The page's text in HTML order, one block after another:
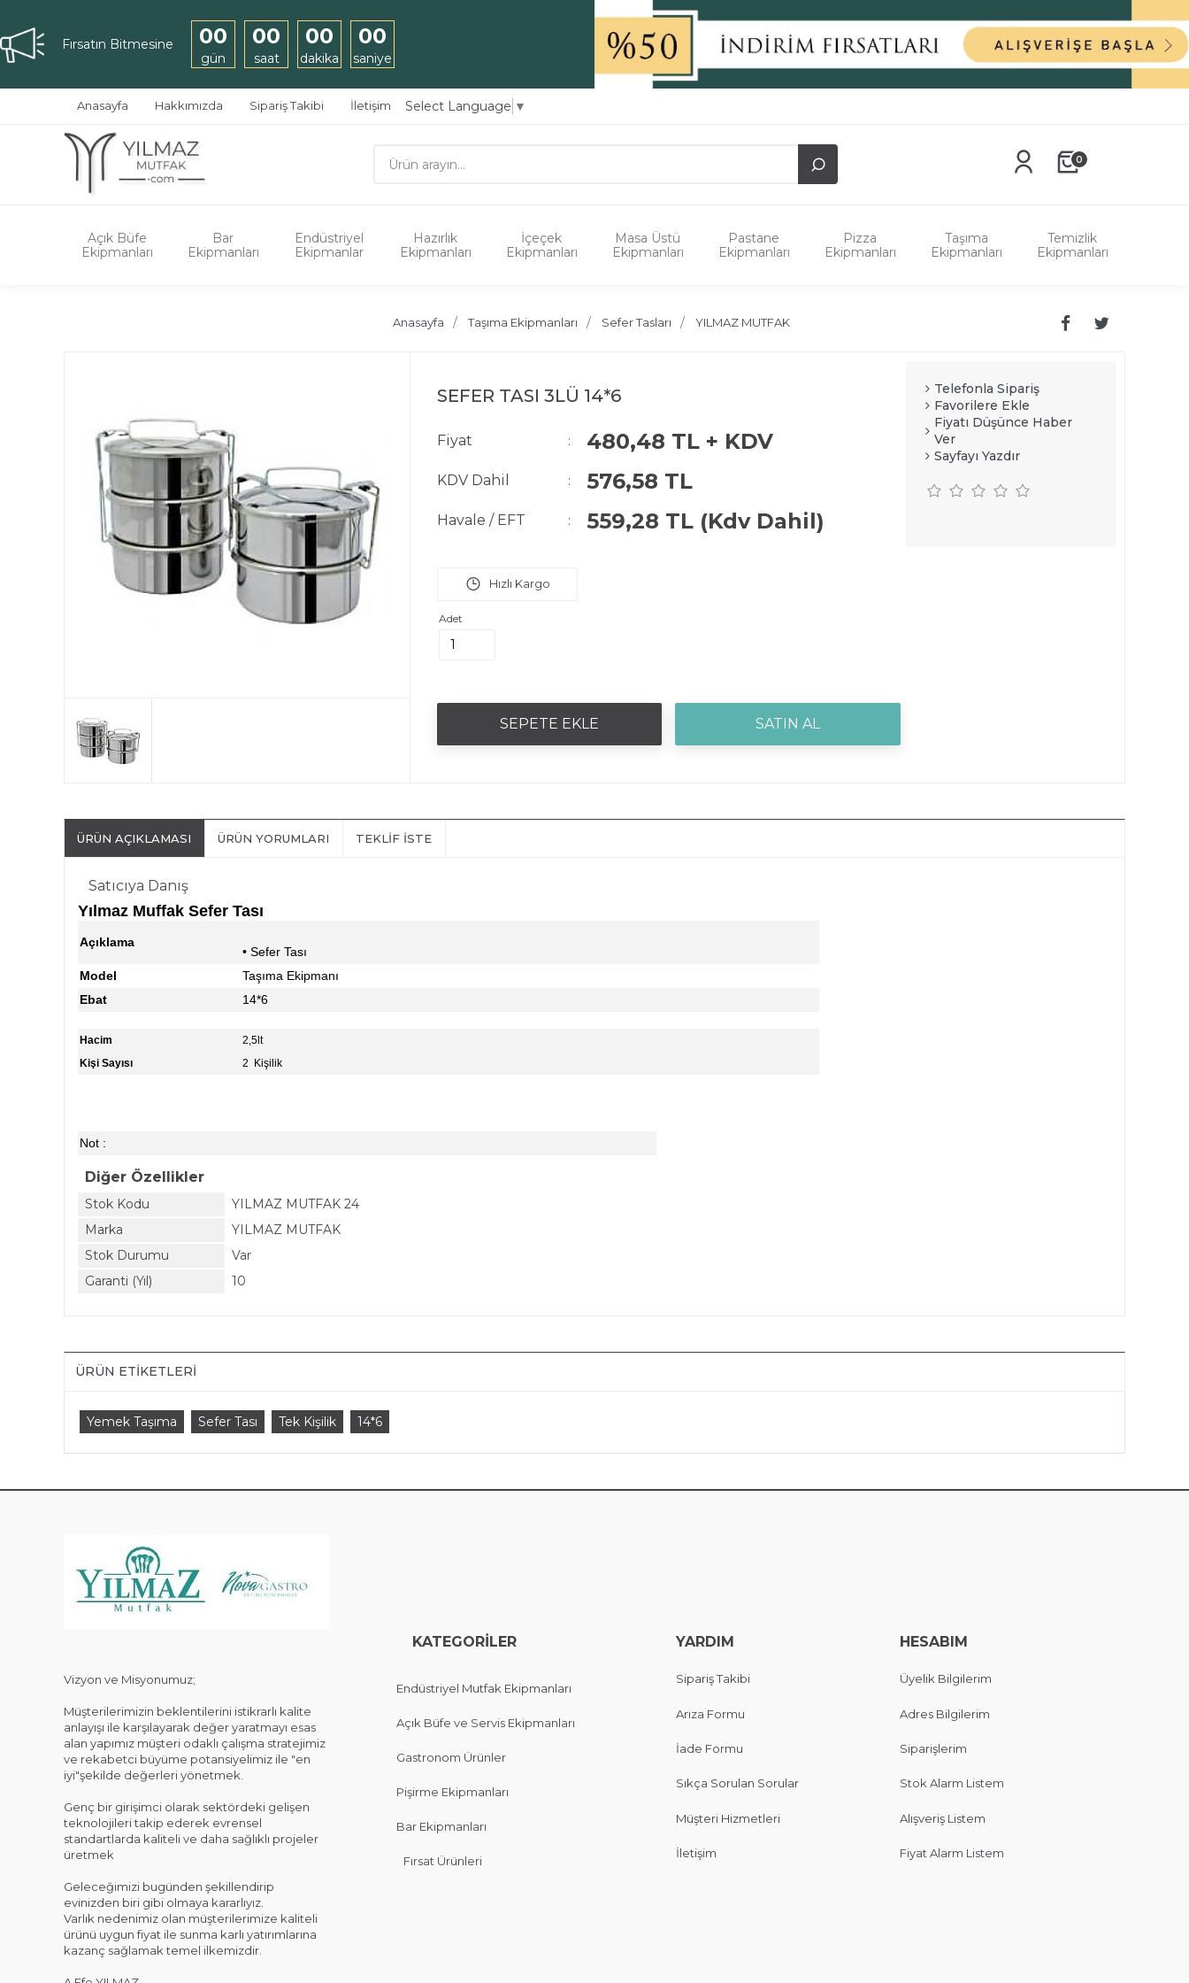
Fırsatın Bitmesine 00
gün
00
saat
00
dakika
00
saniye
Anasayfa Hakkımızda Sipariş Takibi İletişim Select Language ▼
0
Açık Büfe
Ekipmanları
Bar
Ekipmanları
Endüstriyel
Ekipmanlar
Hazırlık
Ekipmanları
İçeçek
Ekipmanları
Masa Üstü
Ekipmanları
Pastane
Ekipmanları
Pizza
Ekipmanları
Taşıma
Ekipmanları
Temizlik
Ekipmanları
Anasayfa Taşıma Ekipmanları Sefer Tasları YILMAZ MUTFAK
SEFER TASI 3LÜ 14*6
Fiyat : 480,48 TL + KDV
KDV Dahil : 576,58 TL
Havale / EFT : 559,28 TL (Kdv Dahil)
Adet
Telefonla Sipariş
Favorilere Ekle
Fiyatı Düşünce Haber
Ver
Sayfayı Yazdır
ÜRÜN AÇIKLAMASI ÜRÜN YORUMLARI TEKLIF İSTE
Satıcıya Danış
Yılmaz Muffak Sefer Tası
Açıklama
• Sefer Tası
Model
Taşıma Ekipmanı
Ebat
14*6
Hacim
2,5lt
Kişi Sayısı
2 Kişilik
Not :
Diğer Özellikler
Stok Kodu
YILMAZ MUTFAK 24
Marka
YILMAZ MUTFAK
Stok Durumu
Var
Garanti (Yıl)
10
ÜRÜN ETIKETLERI
Yemek Taşıma Sefer Tası Tek Kişilik 14*6
Vizyon ve Misyonumuz;
Müşterilerimizin beklentilerini istikrarlı kalite
anlayışı ile karşılayarak değer yaratmayı esas
alan yapımız müşteri odaklı çalışma stratejimiz
ve rekabetci büyüme potansiyelimiz ile "en
iyi"şekilde değerleri yönetmek.
Genç bir girişimci olarak sektördeki gelişen
teknolojileri takip ederek evrensel
standartlarda kaliteli ve daha sağlıklı projeler
üretmek
Geleceğimizi bugünden şekillendirip
evinizden biri gibi olmaya kararlıyız.
Varlık nedenimiz olan müşterilerimize kaliteli
ürünü uygun fiyat ile sunma karlı yatırımlarına
kazanç sağlamak temel ilkemizdir.
KATEGORİLER
Endüstriyel Mutfak Ekipmanları
Açık Büfe ve Servis Ekipmanları
Gastronom Ürünler
Pişirme Ekipmanları
Bar Ekipmanları
Fırsat Ürünleri
YARDIM
Sipariş Takibi
Arıza Formu
İade Formu
Sıkça Sorulan Sorular
Müşteri Hizmetleri
İletişim
HESABIM
Üyelik Bilgilerim
Adres Bilgilerim
Siparişlerim
Stok Alarm Listem
Alışveriş Listem
Fiyat Alarm Listem